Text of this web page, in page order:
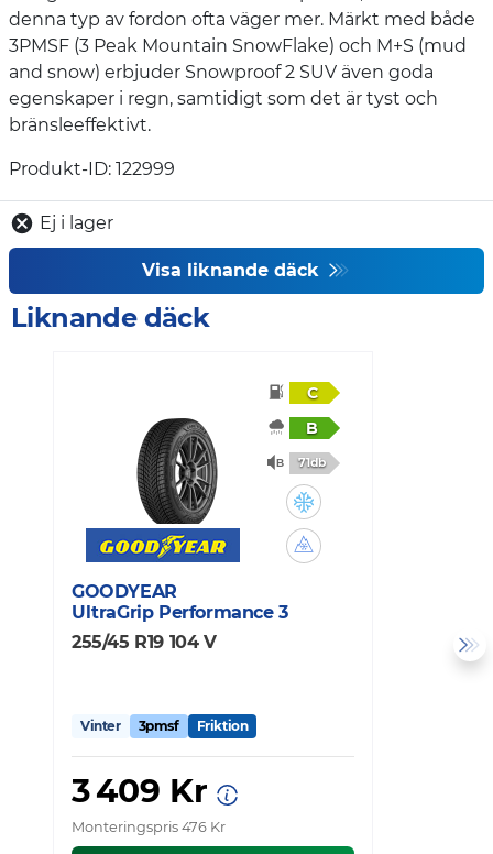
denna typ av fordon ofta väger mer. Märkt med både
3PMSF (3 Peak Mountain SnowFlake) och M+S (mud
and snow) erbjuder Snowproof 2 SUV även goda
egenskaper i regn, samtidigt som det är tyst och
bränsleeffektivt.
Produkt-ID: 122999
Ej i lager
Visa liknande däck
Liknande däck
C
B
71db
GOODYEAR
UltraGrip Performance 3
255/45 R19 104 V
Vinter 3pmsf Friktion
3 409 Kr
Monteringspris 476 Kr